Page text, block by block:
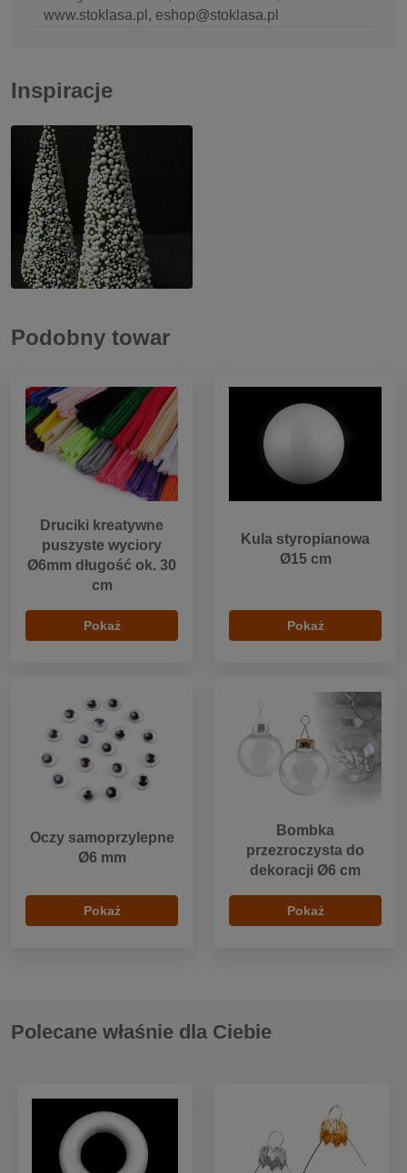
www.stoklasa.pl, eshop@stoklasa.pl
Inspiracje
Podobny towar
Druciki kreatywne
puszyste wyciory
Ø6mm długość ok. 30
cm
Pokaż
Kula styropianowa
Ø15 cm
Pokaż
Oczy samoprzylepne
Ø6 mm
Pokaż
Bombka
przezroczysta do
dekoracji Ø6 cm
Pokaż
Polecane właśnie dla Ciebie